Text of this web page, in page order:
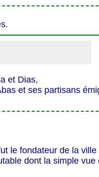
et Dias,
et ses partisans
le fondateur de la
dont la simple